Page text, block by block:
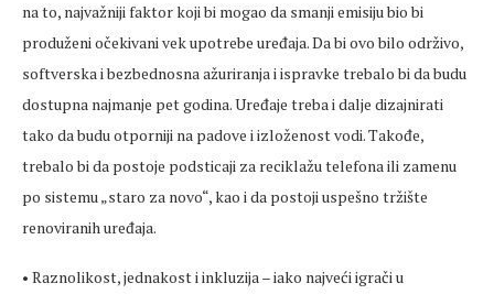
na to, najvažniji faktor koji bi mogao da smanji emisiju bio bi
produženi očekivani vek upotrebe uređaja. Da bi ovo bilo održivo,
softverska i bezbednosna ažuriranja i ispravke trebalo bi da budu
dostupna najmanje pet godina. Uređaje treba i dalje dizajnirati
tako da budu otporniji na padove i izloženost vodi. Takođe,
trebalo bi da postoje podsticaji za reciklažu telefona ili zamenu
po sistemu „staro za novo“, kao i da postoji uspešno tržište
renoviranih uređaja.
• Raznolikost, jednakost i inkluzija – iako najveći igrači u